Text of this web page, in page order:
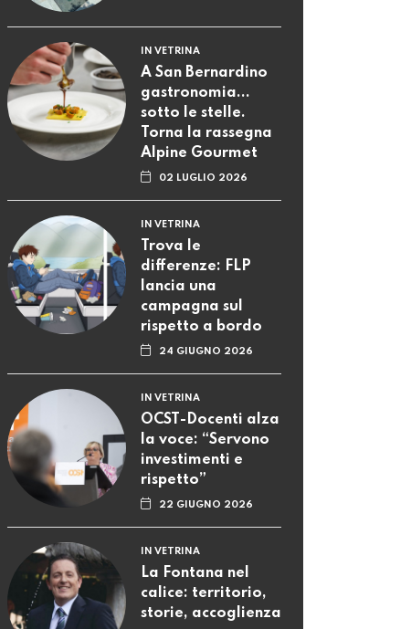
IN VETRINA
A San Bernardino
gastronomia...
sotto le stelle.
Torna la rassegna
Alpine Gourmet
02 LUGLIO 2026
IN VETRINA
Trova le
differenze: FLP
lancia una
campagna sul
rispetto a bordo
24 GIUGNO 2026
IN VETRINA
OCST-Docenti alza
la voce: “Servono
investimenti e
rispetto”
22 GIUGNO 2026
IN VETRINA
La Fontana nel
calice: territorio,
storie, accoglienza